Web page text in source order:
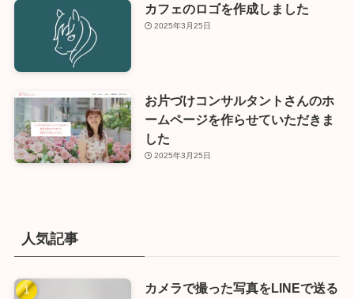
カフェのロゴを作成しました
2025年3月25日
お片づけコンサルタントさんのホ
ームページを作らせていただきま
した
2025年3月25日
人気記事
カメラで撮った写真をLINEで送る